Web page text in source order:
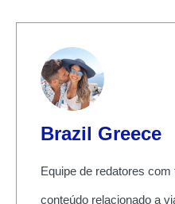
Brazil Greece
Equipe de redatores
conteúdo relacionado a